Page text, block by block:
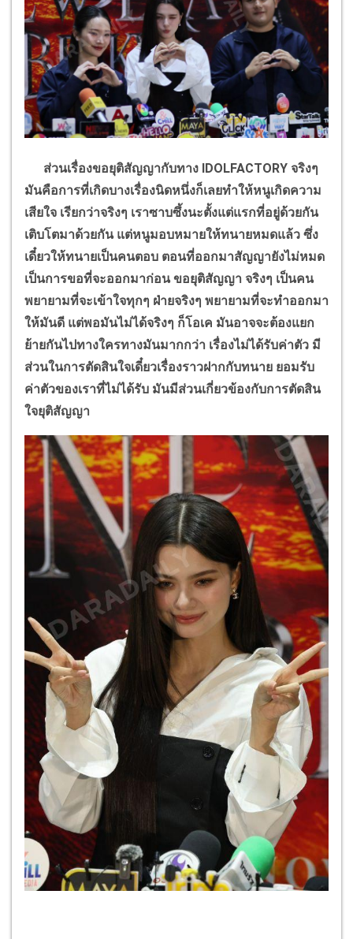
ส่วนเรื่องขอยุติสัญญากับทาง IDOLFACTORY จริงๆ
มันคือการที่เกิดบางเรื่องนิดหนึ่งก็เลยทำให้หนูเกิดความ
เสียใจ เรียกว่าจริงๆ เราซาบซึ้งนะตั้งแต่แรกที่อยู่ด้วยกัน
เติบโตมาด้วยกัน แต่หนูมอบหมายให้ทนายหมดแล้ว ซึ่ง
เดี๋ยวให้ทนายเป็นคนตอบ ตอนที่ออกมาสัญญายังไม่หมด
เป็นการขอที่จะออกมาก่อน ขอยุติสัญญา จริงๆ เป็นคน
พยายามที่จะเข้าใจทุกๆ ฝ่ายจริงๆ พยายามที่จะทำออกมา
ให้มันดี แต่พอมันไม่ได้จริงๆ ก็โอเค มันอาจจะต้องแยก
ย้ายกันไปทางใครทางมันมากกว่า เรื่องไม่ได้รับค่าตัว มี
ส่วนในการตัดสินใจเดี๋ยวเรื่องราวฝากกับทนาย ยอมรับ
ค่าตัวของเราที่ไม่ได้รับ มันมีส่วนเกี่ยวข้องกับการตัดสิน
ใจยุติสัญญา